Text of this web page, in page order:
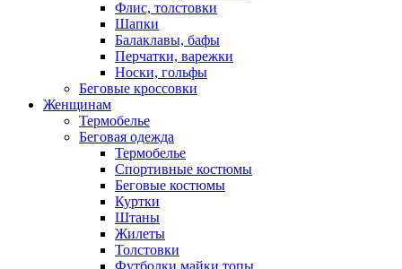
Флис, толстовки
Шапки
Балаклавы, бафы
Перчатки, варежки
Носки, гольфы
Беговые кроссовки
Женщинам
Термобелье
Беговая одежда
Термобелье
Спортивные костюмы
Беговые костюмы
Куртки
Штаны
Жилеты
Толстовки
Футболки,майки,топы